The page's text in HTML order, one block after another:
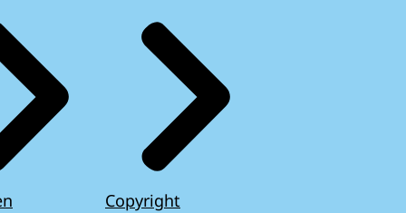
Copyright